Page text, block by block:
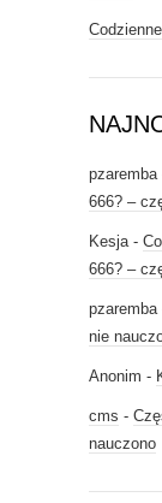
pzaremba
666? –
Kesja -
666? –
pzaremba
nie
Anonim -
cms -
nauczono